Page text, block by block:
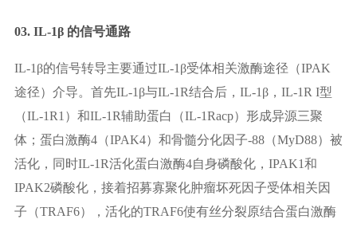
03. IL-1β 的信号通路
IL-1β的信号转导主要通过IL-1β受体相关激酶途径（IPAK
途径）介导。首先IL-1β与IL-1R结合后，IL-1β，IL-1R I型
（IL-1R1）和IL-1R辅助蛋白（IL-1Racp）形成异源三聚
体；蛋白激酶4（IPAK4）和骨髓分化因子-88（MyD88）被
活化，同时IL-1R活化蛋白激酶4自身磷酸化，IPAK1和
IPAK2磷酸化，接着招募寡聚化肿瘤坏死因子受体相关因
子（TRAF6），活化的TRAF6使有丝分裂原结合蛋白激酶